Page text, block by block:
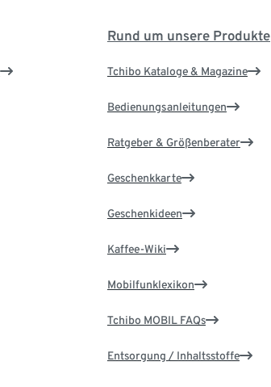
Rund um unsere Produkte
Tchibo Kataloge & Magazine
Bedienungsanleitungen
Ratgeber & Größenberater
Geschenkkarte
Geschenkideen
Kaffee-Wiki
Mobilfunklexikon
Tchibo MOBIL FAQs
Entsorgung / Inhaltsstoffe